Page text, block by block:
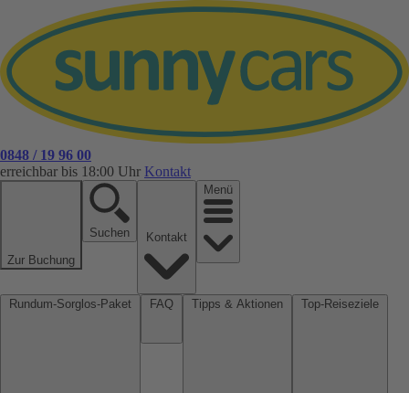
0848 / 19 96 00
erreichbar bis 18:00 Uhr Kontakt
Zur Buchung
Suchen
Menü